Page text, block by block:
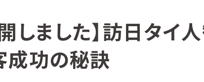
しました】訪日タイ
成功の秘訣